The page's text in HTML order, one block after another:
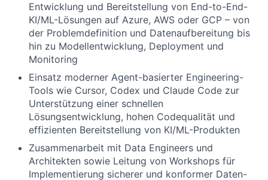
Entwicklung und Bereitstellung von End-to-End-
KI/ML-Lösungen auf Azure, AWS oder GCP – von
der Problemdefinition und Datenaufbereitung bis
hin zu Modellentwicklung, Deployment und
Monitoring
Einsatz moderner Agent-basierter Engineering-
Tools wie Cursor, Codex und Claude Code zur
Unterstützung einer schnellen
Lösungsentwicklung, hohen Codequalität und
effizienten Bereitstellung von KI/ML-Produkten
Zusammenarbeit mit Data Engineers und
Architekten sowie Leitung von Workshops für
Implementierung sicherer und konformer Daten-